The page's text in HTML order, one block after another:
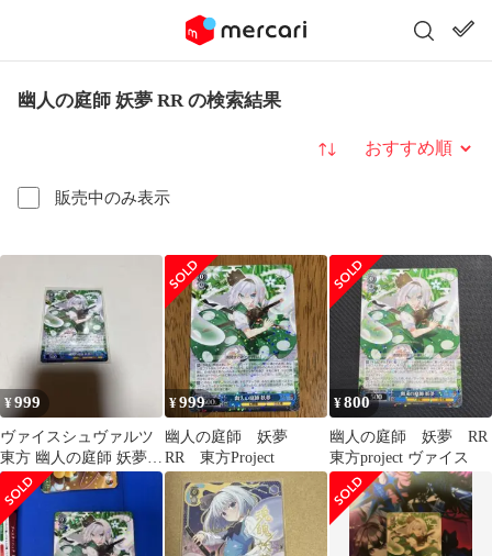
幽人の庭師 妖夢 RR の検索結果
販売中のみ表示
並び替え
¥999
ヴァイスシュヴァルツ
東方 幽人の庭師 妖夢
RR
¥999
幽人の庭師 妖夢
RR 東方Project
¥800
幽人の庭師 妖夢 RR
東方project ヴァイス